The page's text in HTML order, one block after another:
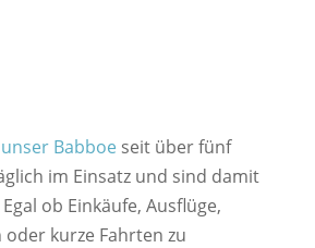
unser Babboe seit über fünf
im Einsatz und sind damit
ob Einkäufe, Ausflüge,
kurze Fahrten zu